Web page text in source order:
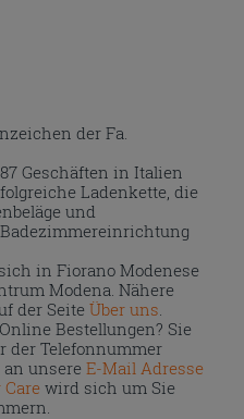
der Fa.
Geschäften in Italien
Ladenkette, die
und
in Fiorano Modenese
Modena. Nähere
der Seite Über uns
Bestellungen? Sie
der Telefonnummer
an unsereE-Mail Adresse
Care wird sich um Sie